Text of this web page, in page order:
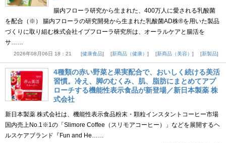
腸内フローラ研究から生まれた、400万人に愛される乳酸菌
を配合（※） 腸内フローラの研究開発から生まれた乳酸菌AD株®を用いた製品
づくりに取り組む株式会社イブフローラ研究所は、オーラルケアと腸活を
サ……
2026年08月06日 18：21 健康食品 新商品（健康） 新商品（美容） 新製品
4種類の赤い野菜と果実配合で、おいしく続ける美活
習慣。冷え、脚のむくみ、肌、脂肪にまとめてアプ
ローチする機能性表示食品が新登場／新日本製薬 株
式会社
新日本製薬 株式会社は、機能性表示食品粉末・顆粒インスタントコーヒー市場
国内売上No.1※1の「Slimore Coffee（スリモアコーヒー）」などを展開するヘ
ルスケアブランド『Fun and He……